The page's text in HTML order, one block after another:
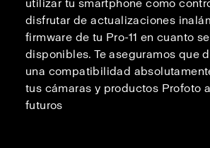
utilizar tu smartphone como
disfrutar de actualizaciones
firmware de tu Pro-11 en cuanto
disponibles. Te aseguramos que
una compatibilidad
tus cámaras y productos Profoto
futuros